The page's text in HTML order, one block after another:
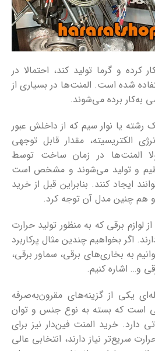
کرده و گرما تولید کند، احتمالا در
شده است. المنت‌ها در بسیاری از
به‌کار برده می‌شوند.
یا نوار سیم که از داخلش عبور
الکتریسیته، مقدار قابل توجهی
المنت‌ها در زمان ساخت توسط
و تولید می‌شوند و مشخص است
ایجاد کنند. بنابراین قبل از خرید
هم چنین مدل آن توجه کرد.
برقی که به منظور تولید حرارت
اگر بخواهیم چندین مثال پرکاربرد
به بخاری‌های برقی، سماور برقی،
و… اشاره کنیم.
یکی از گزینه‌های مقرون‌به‌صرفه
است که بسته به نوع جنس و توان
دارد. خرید المنت فین‌دار نیز برای
سریع‌تر نیاز دارند، انتخابی عالی